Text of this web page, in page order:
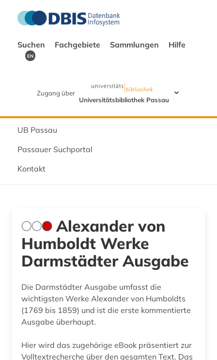
Suchen Fachgebiete Sammlungen Hilfe
EN
Zugang über
Universitätsbibliothek Passau
UB Passau
Passauer Suchportal
Kontakt
Alexander von
Humboldt Werke
Darmstädter Ausgabe
Die Darmstädter Ausgabe umfasst die
wichtigsten Werke Alexander von Humboldts
(1769 bis 1859) und ist die erste kommentierte
Ausgabe überhaupt.
Hier wird das zugehörige eBook präsentiert zur
Volltextrecherche über den gesamten Text. Das